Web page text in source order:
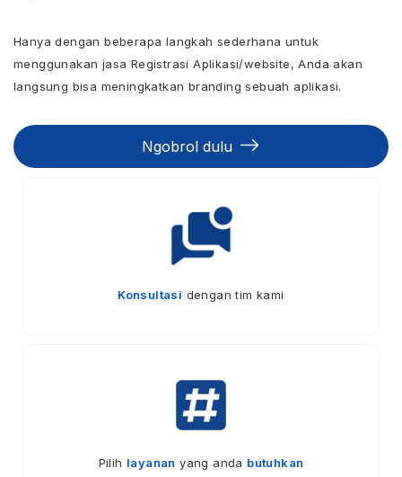
Konsultasi dengan tim kami
Pilih layanan yang anda butuhkan
Hanya dengan beberapa langkah sederhana untuk
menggunakan jasa Registrasi Aplikasi/website, Anda akan
langsung bisa meningkatkan branding sebuah aplikasi.
Ngobrol dulu